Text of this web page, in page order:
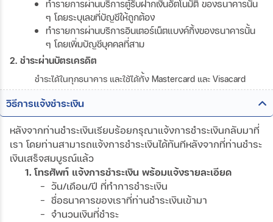
ทำรายการผ่านบริการตู้รับฝากเงินอัตโนมัติ ของธนาคารนั้น
ๆ โดยระบุเลขที่บัญชีให้ถูกต้อง
ทำรายการผ่านบริการอินเตอร์เน็ตแบงค์กิ้งของธนาคารนั้น
ๆ โดยเพิ่มบัญชีบุคคลที่สาม
2. ชำระผ่านบัตรเครดิต
ชำระได้ในทุกธนาคาร และใช้ได้ทั้ง Mastercard และ Visacard
วิธีการแจ้งชำระเงิน
หลังจากท่านชำระเงินเรียบร้อยกรุณาแจ้งการชำระเงินกลับมาที่
เรา โดยท่านสามารถแจ้งการชำระเงินได้ทันทีหลังจากที่ท่านชำระ
เงินเสร็จสมบูรณ์แล้ว
1. โทรศัพท์ แจ้งการชำระเงิน พร้อมแจ้งรายละเอียด
- วัน/เดือน/ปี ที่ทำการชำระเงิน
- ชื่อธนาคารของเราที่ท่านชำระเงินเข้ามา
- จำนวนเงินที่ชำระ